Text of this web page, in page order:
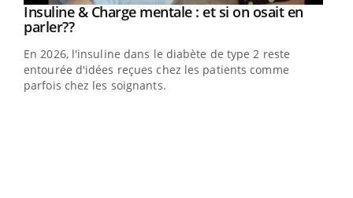
Youtube
Insuline & Charge mentale : et si on osait en
parler??Youtube
En 2026, l'insuline dans le diabète de type 2 reste
entourée d'idées reçues chez les patients comme
parfois chez les soignants.